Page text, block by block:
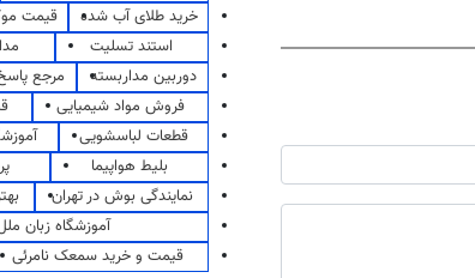
خرید طلای آب شده
قیمت
استند تسلیت
دوربین مداربسته
مرجع
فروش مواد شیمیایی
قطعات لباسشویی
بلیط هواپیما
نمایندگی بوش در تهران
آموزشگاه زبان
قیمت و خرید سمعک نامرئی